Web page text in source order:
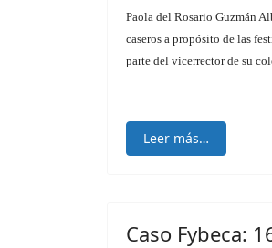
Paola del Rosario Guzmán
caseros a propósito de las
parte del vicerrector de su
Leer más…
Caso Fybeca: